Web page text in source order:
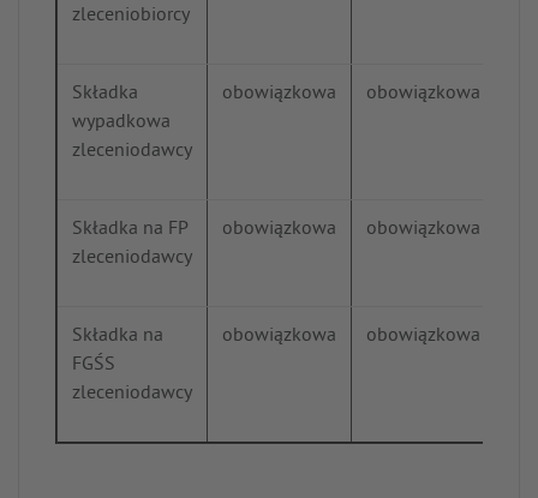
zleceniobiorcy
Składka
wypadkowa
zleceniodawcy
obowiązkowa obowiązkowa
Składka na FP
zleceniodawcy
obowiązkowa obowiązkowa
Składka na
FGŚS
zleceniodawcy
obowiązkowa obowiązkowa